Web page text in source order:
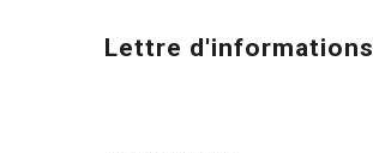
Lettre d'informations